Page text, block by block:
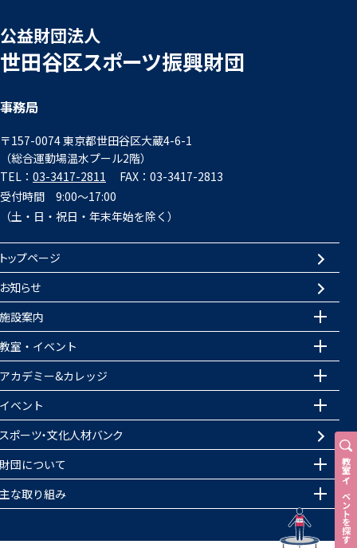
教室
・
イベントを探す
公益財団法人
世田谷区スポーツ振興財団
事務局
〒157-0074 東京都世田谷区大蔵4-6-1
（総合運動場温水プール2階）
TEL： 03-3417-2811
FAX：03-3417-2813
受付時間 9:00～17:00
（土・日・祝日・年末年始を除く）
ップページ
知らせ
設案内
室・イベント
カデミー&カレッジ
ベント
ポーツ・文化人材バンク
団について
な取り組み